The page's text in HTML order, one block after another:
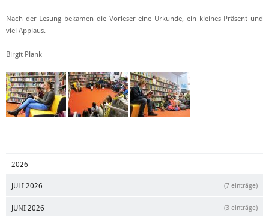
Nach der Lesung bekamen die Vorleser eine Urkunde, ein kleines Präsent und
viel Applaus.
Birgit Plank
2026
JULI 2026 (7 einträge)
JUNI 2026 (3 einträge)